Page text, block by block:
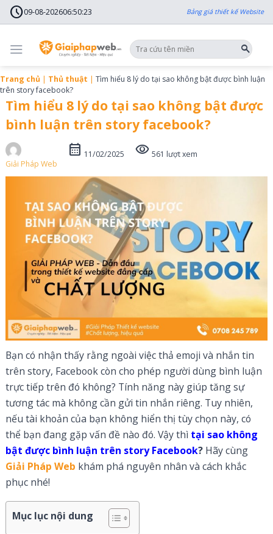
contentschedule09-08-202606:50:25 Bảng giá thiết kế Website
Trang chủ | Thủ thuật | Tìm hiểu 8 lý do tại sao không bật được bình luận
trên story facebook?
Tìm hiểu 8 lý do tại sao không bật được
bình luận trên story facebook?
Giải Pháp Web
calendar_month 11/02/2025 visibility 561 lượt xem
Bạn có nhận thấy rằng ngoài việc thả emoji và nhắn tin
trên story, Facebook còn cho phép người dùng bình luận
trực tiếp trên đó không? Tính năng này giúp tăng sự
tương tác mà không cần gửi tin nhắn riêng. Tuy nhiên,
nếu tài khoản của bạn không hiển thị tùy chọn này, có
thể bạn đang gặp vấn đề nào đó. Vậy thì tại sao không
bật được bình luận trên story Facebook?Hãy cùng
Giải Pháp Web khám phá nguyên nhân và cách khắc
phục nhé!
Mục lục nội dung